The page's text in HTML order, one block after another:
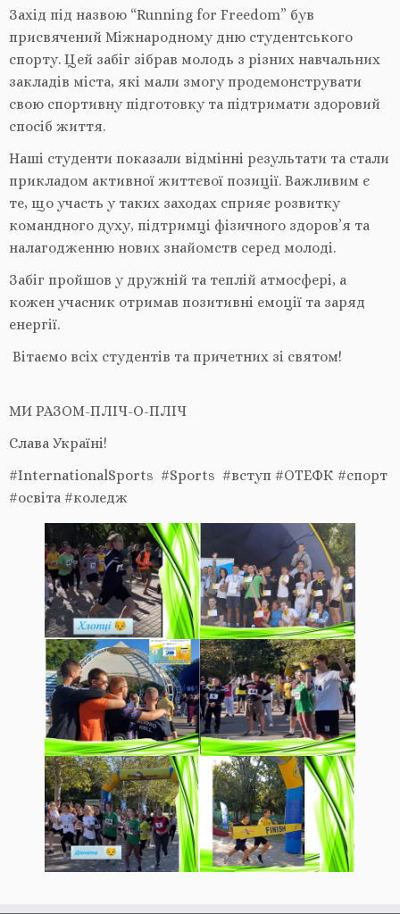
Захід під назвою “Running for Freedom” був
присвячений Міжнародному дню студентського
спорту. Цей забіг зібрав молодь з різних навчальних
закладів міста, які мали змогу продемонструвати
свою спортивну підготовку та підтримати здоровий
спосіб життя.
Наші студенти показали відмінні результати та стали
прикладом активної життєвої позиції. Важливим є
те, що участь у таких заходах сприяє розвитку
командного духу, підтримці фізичного здоров’я та
налагодженню нових знайомств серед молоді.
Забіг пройшов у дружній та теплій атмосфері, а
кожен учасник отримав позитивні емоції та заряд
енергії.
Вітаємо всіх студентів та причетних зі святом!
МИ РАЗОМ-ПЛІЧ-О-ПЛІЧ
Слава Україні!
#InternationalSports #Sports #вступ #ОТЕФК #спорт
#освіта #коледж